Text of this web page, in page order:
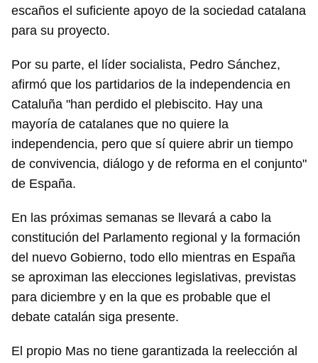
Guardar como favorito
Para poder guardar como favorito, primero has de
iniciar sesión con tu cuenta de 14ymedio.
INICIAR SESIÓN CANCELAR
escaños el suficiente apoyo de la sociedad catalana
para su proyecto.
Por su parte, el líder socialista, Pedro Sánchez,
afirmó que los partidarios de la independencia en
Cataluña "han perdido el plebiscito. Hay una
mayoría de catalanes que no quiere la
independencia, pero que sí quiere abrir un tiempo
de convivencia, diálogo y de reforma en el conjunto"
de España.
En las próximas semanas se llevará a cabo la
constitución del Parlamento regional y la formación
del nuevo Gobierno, todo ello mientras en España
se aproximan las elecciones legislativas, previstas
para diciembre y en la que es probable que el
debate catalán siga presente.
El propio Mas no tiene garantizada la reelección al